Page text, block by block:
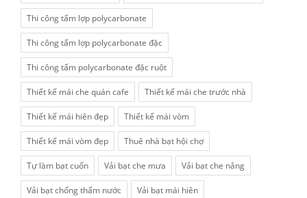
Thi công tấm lợp polycarbonate
Thi công tấm lợp polycarbonate đặc
Thi công tấm polycarbonate đặc ruột
Thiết kế mái che quán cafe Thiết kế mái che trước nhà
Thiết kế mái hiên đẹp Thiết kế mái vòm
Thiết kế mái vòm đẹp Thuê nhà bạt hội chợ
Tự làm bạt cuốn Vải bạt che mưa Vải bạt che nắng
Vải bạt chống thấm nước Vải bạt mái hiên